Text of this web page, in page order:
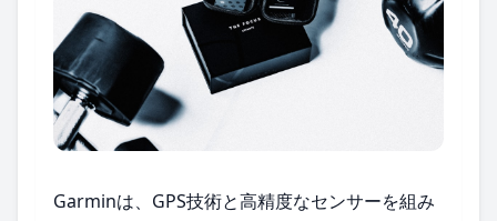
Garminは、GPS技術と高精度なセンサーを組み